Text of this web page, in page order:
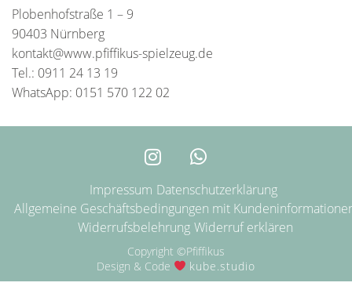
Plobenhofstraße 1 – 9
90403 Nürnberg
kontakt@www.pfiffikus-spielzeug.de
Tel.: 0911 24 13 19
WhatsApp: 0151 570 122 02
Copyright ©Pfiffikus
Design & Code
kube.studio
Impressum Datenschutzerklärung
Allgemeine Geschäftsbedingungen mit
Widerrufsbelehrung Widerruf erklären